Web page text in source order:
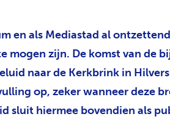
en als Mediastad al
mogen zijn. De komst van de
naar de Kerkbrink in
op, zeker wanneer deze
sluit hiermee bovendien als